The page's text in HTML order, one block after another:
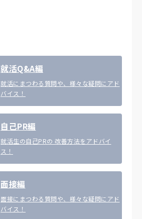
就活Q&A編
就活にまつわる質問や、様々な疑問にアド
バイス！
自己PR編
就活生の自己PRの 改善方法をアドバイ
ス！
面接編
面接にまつわる質問や、様々な疑問にアド
バイス！